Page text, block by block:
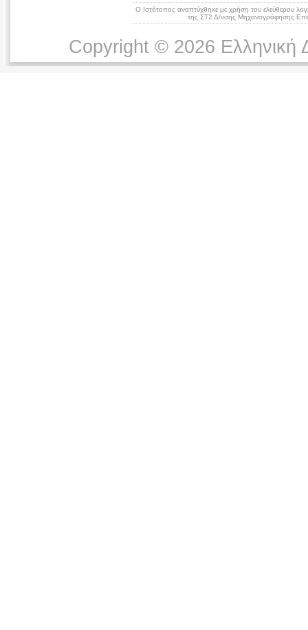
Ο Ιστότοπος αναπτύχθηκε με χρήση του ελεύθερου
της ΣΤ2 Δ/νσης Μηχανογράφησης
Copyright © 2026